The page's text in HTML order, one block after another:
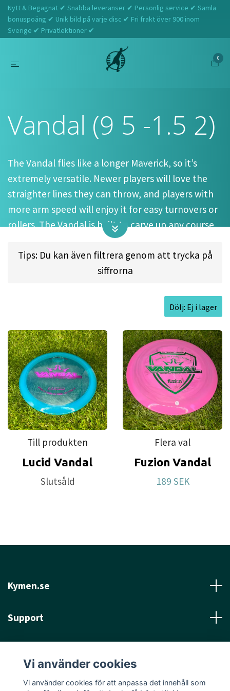
Nytt & Begagnat ✔ Snabba leveranser ✔ Personlig service ✔ Samla
bonuspoäng ✔ Unik bild på varje disc ✔ Fri frakt över 900 inom
Sverige ✔ Privatlektioner ✔
0
Vandal (9 5 -1.5 2)
The Vandal flies like a longer Maverick, so it’s
extremely versatile. Newer players will love the
straighter lines they can throw, and players with
more arm speed will enjoy it for easy turnovers or
rollers. The Vandal is built to carve up any course
with dependable turn and sneaky speed.
Max Weight:176.0gr lDiameter:
21.2cm l
Height:1.7cm lRim Depth: 1.1cm lRim
Thickness:1.9cm lInside Rim Diameter:17.4cm
Tips: Du kan även filtrera genom att trycka på
siffrorna
Dölj: Ej i lager
Till produkten
Lucid Vandal
Slutsåld
Flera val
Fuzion Vandal
189 SEK
Kymen.se
Support
Sociala medier
Vi använder cookies
Vi använder cookies för att anpassa det innehåll som